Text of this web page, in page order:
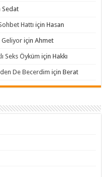
Sedat
Hattı içinHasan
Geliyor içinAhmet
Seks Öyküm içinHakkı
De Becerdim içinBerat